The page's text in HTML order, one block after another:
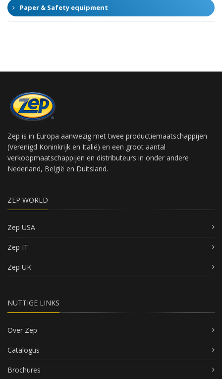
Paper & Safety equipment
Zep is in Europa aanwezig met twee productiemaatschappijen
(Verenigd Koninkrijk en Italië) en een groot aantal
verkoopmaatschappijen en distributeurs in onder andere
Nederland, België en Duitsland.
ZEP WORLD
Zep USA
Zep IT
Zep UK
NUTTIGE LINKS
Over Zep
Catalogus
Brochures